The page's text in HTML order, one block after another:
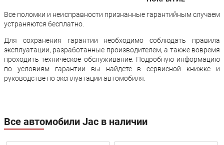
Все поломки и неисправности признанные гарантийным случаем
устраняются бесплатно.
Для сохранения гарантии необходимо соблюдать правила
эксплуатации, разработанные производителем, а также вовремя
проходить техническое обслуживание. Подробную информацию
по условиям гарантии вы найдете в сервисной книжке и
руководстве по эксплуатации автомобиля.
Все автомобили Jac в наличии